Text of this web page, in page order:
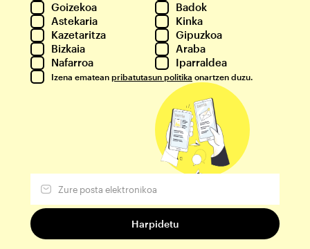
Goizekoa
Badok
Astekaria
Kinka
Kazetaritza
Gipuzkoa
Bizkaia
Araba
Nafarroa
Iparraldea
Izena ematean pribatutasun politika onartzen duzu.